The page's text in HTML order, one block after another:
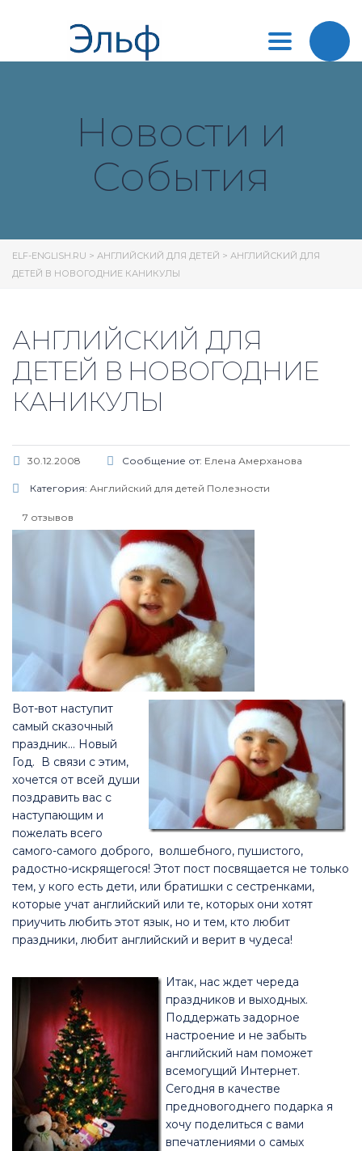
Toggle
Новости и
События
ELF-ENGLISH.RU > АНГЛИЙСКИЙ ДЛЯ ДЕТЕЙ > АНГЛИЙСКИЙ ДЛЯ
ДЕТЕЙ В НОВОГОДНИЕ КАНИКУЛЫ
АНГЛИЙСКИЙ ДЛЯ
ДЕТЕЙ В НОВОГОДНИЕ
КАНИКУЛЫ
30.12.2008 Сообщение от: Елена Амерханова
Категория: Английский для детей Полезности
7 отзывов
Вот-вот наступит
самый сказочный
праздник… Новый
Год. В связи с этим,
хочется от всей души
поздравить вас с
наступающим и
пожелать всего
самого-самого доброго, волшебного, пушистого,
радостно-искрящегося! Этот пост посвящается не только
тем, у кого есть дети, или братишки с сестренками,
которые учат английский или те, которых они хотят
приучить любить этот язык, но и тем, кто любит
праздники, любит английский и верит в чудеса!
Итак, нас ждет череда
праздников и выходных.
Поддержать задорное
настроение и не забыть
английский нам поможет
всемогущий Интернет.
Сегодня в качестве
предновогоднего подарка я
хочу поделиться с вами
впечатлениями о самых